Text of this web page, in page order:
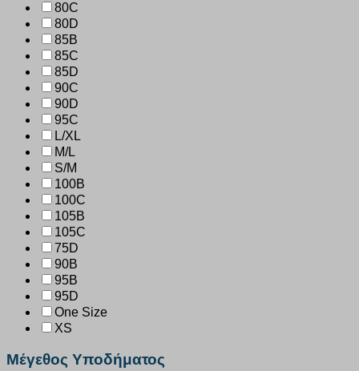
80C
80D
85B
85C
85D
90C
90D
95C
L/XL
M/L
S/M
100B
100C
105B
105C
75D
90B
95B
95D
One Size
XS
Μέγεθος Υποδήματος